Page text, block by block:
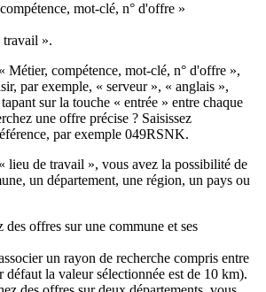
mot-clé, n° d'offre »
travail ».
Métier, compétence, mot-clé, n° d'offre »,
par exemple, « serveur », « anglais »,
sur la touche « entrée » entre chaque
une offre précise ? Saisissez
par exemple 049RSNK.
lieu de travail », vous avez la possibilité de
un département, une région, un pays ou
des offres sur une commune et ses
un rayon de recherche compris entre
défaut la valeur sélectionnée est de 10 km).